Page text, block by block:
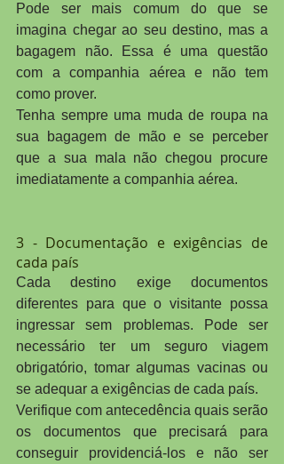
Pode ser mais comum do que se
imagina chegar ao seu destino, mas a
bagagem não. Essa é uma questão
com a companhia aérea e não tem
como prover.
Tenha sempre uma muda de roupa na
sua bagagem de mão e se perceber
que a sua mala não chegou procure
imediatamente a companhia aérea.
3 - Documentação e exigências de
cada país
Cada destino exige documentos
diferentes para que o visitante possa
ingressar sem problemas. Pode ser
necessário ter um seguro viagem
obrigatório, tomar algumas vacinas ou
se adequar a exigências de cada país.
Verifique com antecedência quais serão
os documentos que precisará para
conseguir providenciá-los e não ser